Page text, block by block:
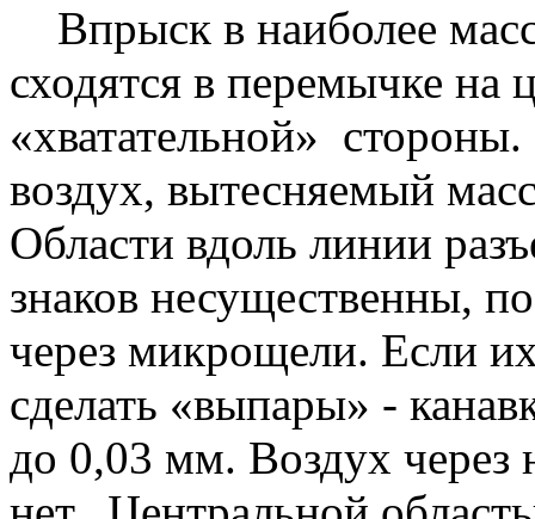
Впрыск в наиболее
сходятся в перемычке на
«хватательной»
воздух, вытесняемый
Области вдоль линии
знаков несущественны,
через микрощели. Если
сделать «выпары» -
до 0,03 мм. Воздух через